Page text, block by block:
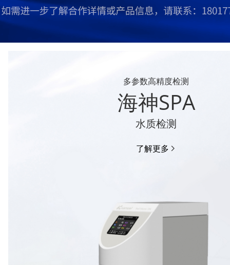
多参数高精度检测
海神SPA
水质检测
了解更多